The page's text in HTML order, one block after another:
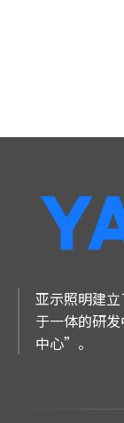
亚示照明建
于一体的研
中心”。